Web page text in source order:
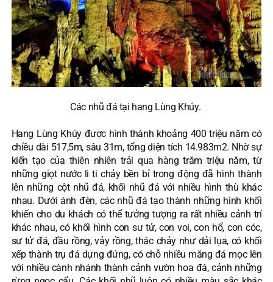
Các nhũ đá tại hang Lùng Khúy.
Hang Lùng Khúy được hình thành khoảng 400 triệu năm có
chiều dài 517,5m, sâu 31m, tổng diện tích 14.983m2. Nhờ sự
kiến tạo của thiên nhiên trải qua hàng trăm triệu năm, từ
những giọt nước li ti chảy bền bỉ trong động đã hình thành
lên những cột nhũ đá, khối nhũ đá với nhiều hình thù khác
nhau. Dưới ánh đèn, các nhũ đá tạo thành những hình khối
khiến cho du khách có thể tưởng tượng ra rất nhiều cảnh trí
khác nhau, có khối hình con sư tử, con voi, con hổ, con cóc,
sư tử đá, đầu rồng, vảy rồng, thác chảy như dải lụa, có khối
xếp thành trụ đá dựng đứng, có chỗ nhiều măng đá mọc lên
với nhiều cành nhánh thành cảnh vườn hoa đá, cảnh những